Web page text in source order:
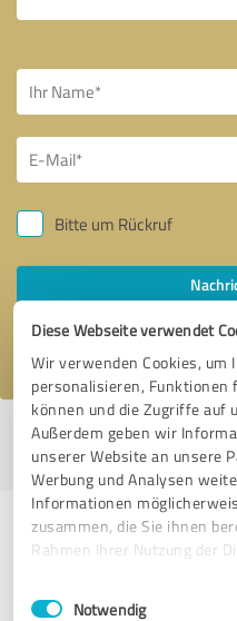
Diese Webseite verwendet
Wir verwenden Cookies, um
personalisieren, Funktionen
können und die Zugriffe auf
Außerdem geben wir
unserer Website an unsere
Werbung und Analysen
Informationen
zusammen, die Sie ihnen
Rahmen Ihrer Nutzung der
Impressum
Einwilligungsauswahl
Notwendig
Bitte um Rückruf
Ich stimme den
Profil aktiv seit 29.05.2021 |
Anbietern